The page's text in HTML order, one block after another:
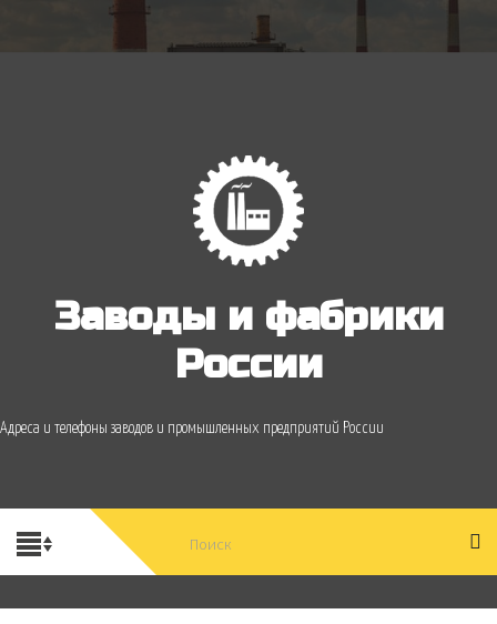
Заводы и фабрики
России
Адреса и телефоны заводов и промышленных предприятий России